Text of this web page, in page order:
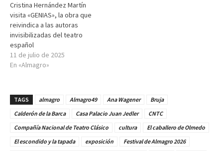
Cristina Hernández Martín
visita «GENIAS», la obra que
reivindica a las autoras
invisibilizadas del teatro
español
11 de julio de 2025
En «Almagro»
TAGS almagro Almagro49 Ana Wagener
Bruja
Calderón de la Barca
Casa Palacio Juan Jedler
CNTC
Compañía Nacional de Teatro Clásico
cultura
El caballero de Olmedo
El escondido y la tapada
exposición
Festival de Almagro 2026